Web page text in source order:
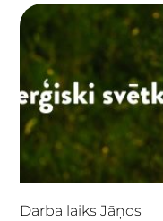
Darba laiks Jāņos